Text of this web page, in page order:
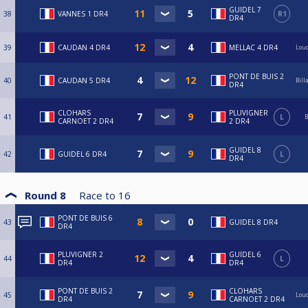
38 VANNES 1 DR4
GUIDEL 7
DR4
R1
39 CAUDAN 4 DR4 MELLAC 4 DR4
40 CAUDAN 5 DR4
PONT DE BUIS 2
DR4
41
CLOHARS
CARNOET 2 DR4
PLUVIGNER
2 DR4
L
42 GUIDEL 6 DR4
GUIDEL 8
DR4
L
Round 8 Race to 16
43
PONT DE BUIS 6
DR4
GUIDEL 8 DR4
44
PLUVIGNER 2
DR4
GUIDEL 6
DR4
L
45
PONT DE BUIS 2
DR4
CLOHARS
CARNOET 2 DR4